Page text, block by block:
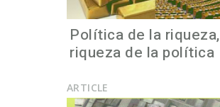
Política de la riqueza,
riqueza de la política
ARTICLE